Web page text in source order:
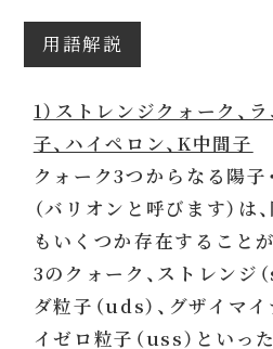
用語解説
1）ストレンジクォーク、
子、ハイペロン、K中間子
クォーク3つからなる陽子
（バリオンと呼びます）は
もいくつか存在すること
3のクォーク、ストレンジ
ダ粒子（uds）、グザイマ
イゼロ粒子（uss）といっ